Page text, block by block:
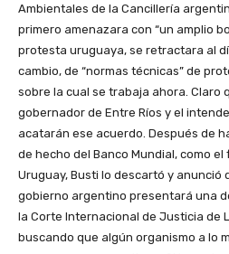
Ambientales de la Cancillería
primero amenazara con “un amplio
protesta uruguaya, se retractara al
cambio, de “normas técnicas” de
sobre la cual se trabaja ahora. Claro
gobernador de Entre Ríos y el
acatarán ese acuerdo. Después de
de hecho del Banco Mundial, como
Uruguay, Busti lo descartó y anunció
gobierno argentino presentará una
la Corte Internacional de Justicia de
buscando que algún organismo a lo